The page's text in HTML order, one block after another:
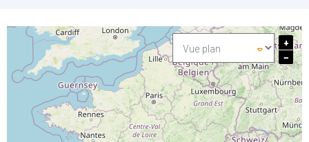
+
−